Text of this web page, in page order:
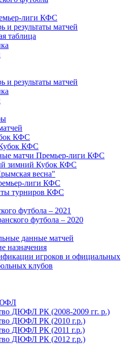
лиги КФС
и результаты матчей
таблица
и результаты матчей
КФС
КФС
матчи Премьер-лиги КФС
зимний Кубок КФС
весна"
лиги КФС
турниров КФС
футбола – 2021
футбола – 2020
данные матчей
назначения
игроков и официальных
клубов
ДЮФЛ РК (2008-2009 гг. р.)
ДЮФЛ РК (2010 г.р.)
ДЮФЛ РК (2011 г.р.)
ДЮФЛ РК (2012 г.р.)